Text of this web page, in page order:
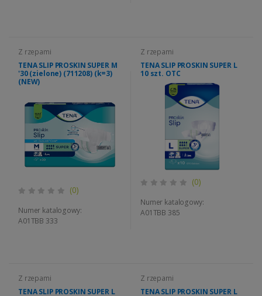
Z rzepami
TENA SLIP PROSKIN SUPER M
'30 (zielone) (711208) (k=3)
(NEW)
(0)
Numer katalogowy:
A01TBB 333
Z rzepami
TENA SLIP PROSKIN SUPER L
10 szt. OTC
(0)
Numer katalogowy:
A01TBB 385
Z rzepami
TENA SLIP PROSKIN SUPER L
Z rzepami
TENA SLIP PROSKIN SUPER L